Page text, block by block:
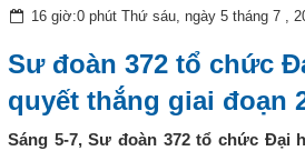
16 giờ:0 phút Thứ sáu, ngày 5 tháng 7 ,
Sư đoàn 372 tổ chức
quyết thắng giai đoạn
Sáng 5-7, Sư đoàn 372 tổ chức Đại